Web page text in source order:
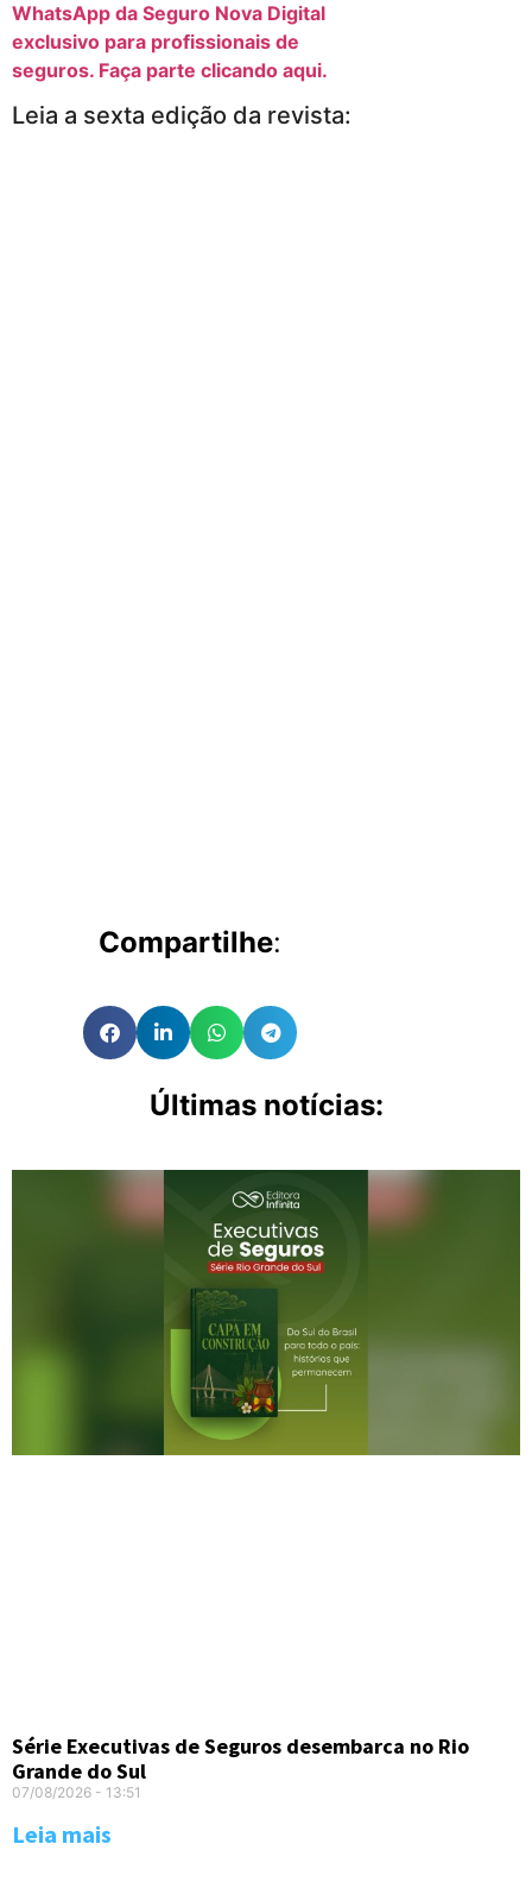
WhatsApp da Seguro Nova Digital
exclusivo para profissionais de
seguros. Faça parte clicando aqui.
Leia a sexta edição da revista:
Compartilhe:
Últimas notícias:
Série Executivas de Seguros desembarca no Rio
Grande do Sul
07/08/2026 13:51
Leia mais